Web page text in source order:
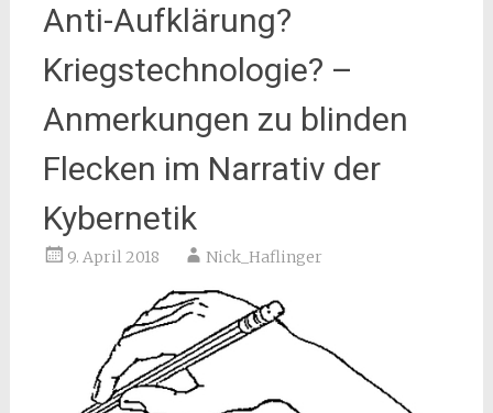
Anti-Aufklärung?
Kriegstechnologie? –
Anmerkungen zu blinden
Flecken im Narrativ der
Kybernetik
9. April 2018 Nick_Haflinger